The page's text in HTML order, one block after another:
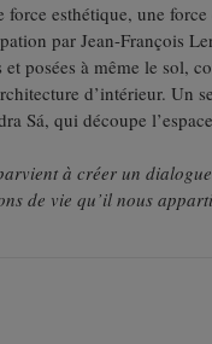
esthétique, une
par Jean-François
posées à même le sol,
d’intérieur. Un
Sá, qui découpe
à créer un
de vie qu’il nous